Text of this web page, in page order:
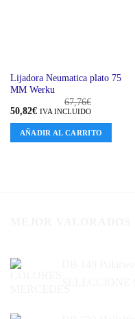
Lijadora Neumatica plato 75
MM Werku
67,76€
El
original
era:
50,82€El
actual
es:
IVA INCLUIDO
AÑADIR AL CARRITO